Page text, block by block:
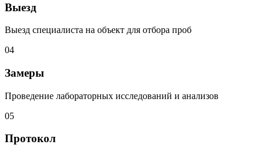
Выезд
Выезд специалиста на объект для отбора проб
04
Замеры
Проведение лабораторных исследований и анализов
05
Протокол